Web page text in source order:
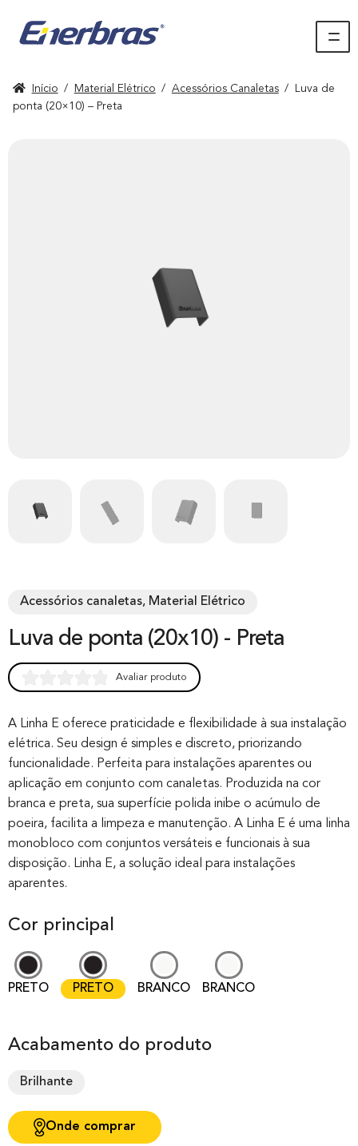
Início / Material Elétrico / Acessórios Canaletas /
Luva de
ponta (20×10) – Preta
Acessórios canaletas, Material Elétrico
Luva de ponta (20x10) - Preta
out of 0
based on
customer
rating
Avaliar produto
A Linha E oferece praticidade e flexibilidade à sua instalação
elétrica. Seu design é simples e discreto, priorizando
funcionalidade. Perfeita para instalações aparentes ou
aplicação em conjunto com canaletas. Produzida na cor
branca e preta, sua superfície polida inibe o acúmulo de
poeira, facilita a limpeza e manutenção. A Linha E é uma linha
monobloco com conjuntos versáteis e funcionais à sua
disposição. Linha E, a solução ideal para instalações
aparentes.
Cor principal
PRETO PRETO BRANCO BRANCO
Acabamento do produto
Brilhante
Onde comprar